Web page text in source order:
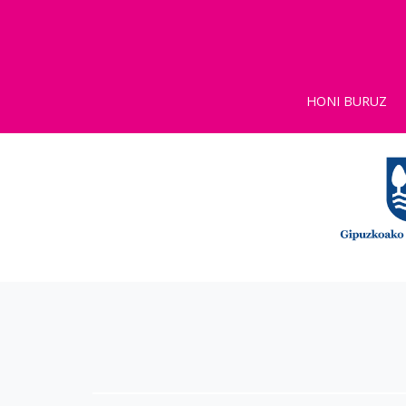
HONI BURUZ